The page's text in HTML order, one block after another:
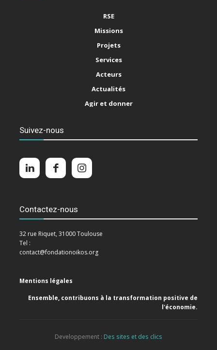
RSE
Missions
Projets
Services
Acteurs
Actualités
Agir et donner
Suivez-nous
Contactez-nous
32 rue Riquet, 31000 Toulouse
Tel :
contact@fondationoikos.org
Mentions légales
Ensemble, contribuons à la transformation positive de
l'économie.
Developpement : Des sites et des clics